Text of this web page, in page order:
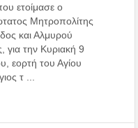
ετοίμασε ο
Μητροπολίτης
και Αλμυρού
για την Κυριακή 9
εορτή του Αγίου
τ ...